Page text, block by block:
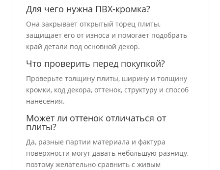
Для чего нужна ПВХ-кромка?
Она закрывает открытый торец плиты,
защищает его от износа и помогает подобрать
край детали под основной декор.
Что проверить перед покупкой?
Проверьте толщину плиты, ширину и толщину
кромки, код декора, оттенок, структуру и способ
нанесения.
Может ли оттенок отличаться от
плиты?
Да, разные партии материала и фактура
поверхности могут давать небольшую разницу,
поэтому желательно сравнить с живым